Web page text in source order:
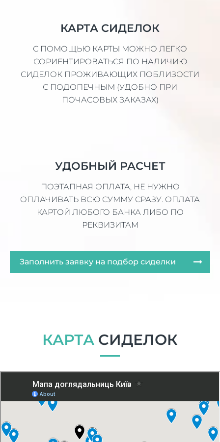
КАРТА СИДЕЛОК
С ПОМОЩЬЮ КАРТЫ МОЖНО ЛЕГКО
СОРИЕНТИРОВАТЬСЯ ПО НАЛИЧИЮ
СИДЕЛОК ПРОЖИВАЮЩИХ ПОБЛИЗОСТИ
С ПОДОПЕЧНЫМ (УДОБНО ПРИ
ПОЧАСОВЫХ ЗАКАЗАХ)
УДОБНЫЙ РАСЧЕТ
ПОЭТАПНАЯ ОПЛАТА, НЕ НУЖНО
ОПЛАЧИВАТЬ ВСЮ СУММУ СРАЗУ. ОПЛАТА
КАРТОЙ ЛЮБОГО БАНКА ЛИБО ПО
РЕКВИЗИТАМ
Заполнить заявку на подбор сиделки
КАРТА СИДЕЛОК